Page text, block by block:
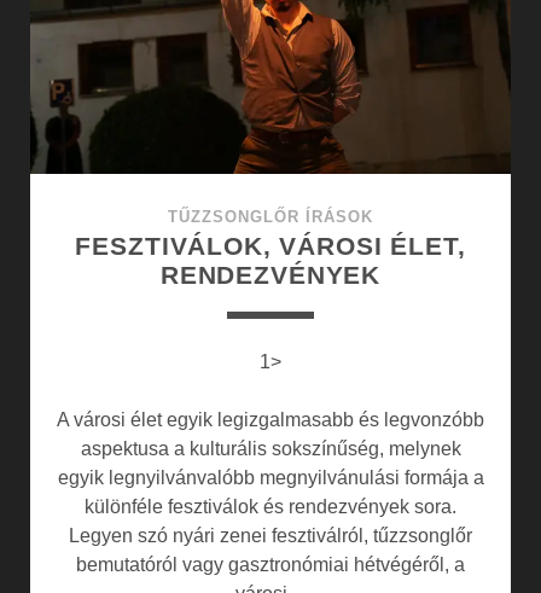
TŰZZSONGLŐR ÍRÁSOK
FESZTIVÁLOK, VÁROSI ÉLET,
RENDEZVÉNYEK
1>
A városi élet egyik legizgalmasabb és legvonzóbb
aspektusa a kulturális sokszínűség, melynek
egyik legnyilvánvalóbb megnyilvánulási formája a
különféle fesztiválok és rendezvények sora.
Legyen szó nyári zenei fesztiválról, tűzzsonglőr
bemutatóról vagy gasztronómiai hétvégéről, a